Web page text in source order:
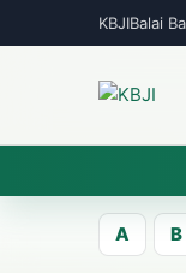
KBJIBalai
A B